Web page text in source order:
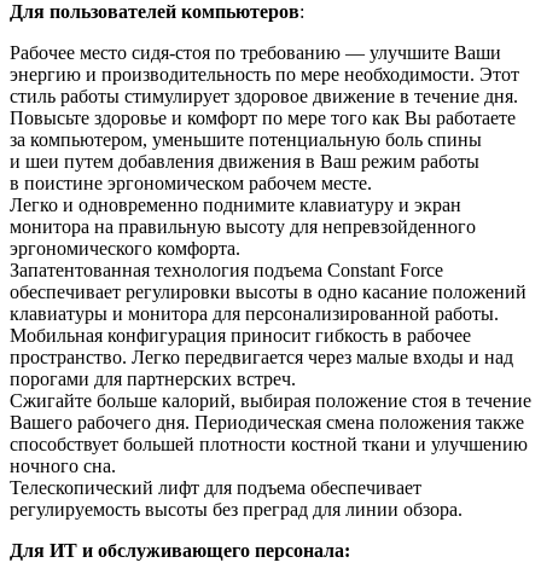
Для пользователей компьютеров:
Рабочее место сидя-стоя по требованию — улучшите Ваши
энергию и производительность по мере необходимости. Этот
стиль работы стимулирует здоровое движение в течение дня.
Повысьте здоровье и комфорт по мере того как Вы работаете
за компьютером, уменьшите потенциальную боль спины
и шеи путем добавления движения в Ваш режим работы
в поистине эргономическом рабочем месте.
Легко и одновременно поднимите клавиатуру и экран
монитора на правильную высоту для непревзойденного
эргономического комфорта.
Запатентованная технология подъема Constant Force
обеспечивает регулировки высоты в одно касание положений
клавиатуры и монитора для персонализированной работы.
Мобильная конфигурация приносит гибкость в рабочее
пространство. Легко передвигается через малые входы и над
порогами для партнерских встреч.
Сжигайте больше калорий, выбирая положение стоя в течение
Вашего рабочего дня. Периодическая смена положения также
способствует большей плотности костной ткани и улучшению
ночного сна.
Телескопический лифт для подъема обеспечивает
регулируемость высоты без преград для линии обзора.
Для ИТ и обслуживающего персонала: